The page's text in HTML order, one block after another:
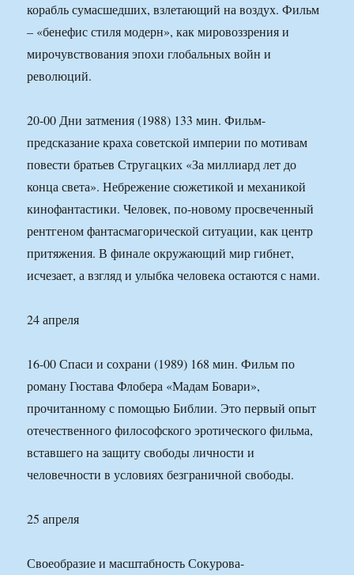
корабль сумасшедших, взлетающий на воздух. Фильм
– «бенефис стиля модерн», как мировоззрения и
мирочувствования эпохи глобальных войн и
революций.
20-00 Дни затмения (1988) 133 мин. Фильм-
предсказание краха советской империи по мотивам
повести братьев Стругацких «За миллиард лет до
конца света». Небрежение сюжетикой и механикой
кинофантастики. Человек, по-новому просвеченный
рентгеном фантасмагорической ситуации, как центр
притяжения. В финале окружающий мир гибнет,
исчезает, а взгляд и улыбка человека остаются с нами.
24 апреля
16-00 Спаси и сохрани (1989) 168 мин. Фильм по
роману Гюстава Флобера «Мадам Бовари»,
прочитанному с помощью Библии. Это первый опыт
отечественного философского эротического фильма,
вставшего на защиту свободы личности и
человечности в условиях безграничной свободы.
25 апреля
Своеобразие и масштабность Сокурова-